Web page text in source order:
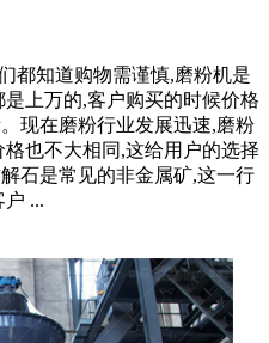
都知道购物需谨慎,磨粉机是
上万的,客户购买的时候价格
现在磨粉行业发展迅速,磨粉
也不大相同,这给用户的选择
石是常见的非金属矿,这一行
...